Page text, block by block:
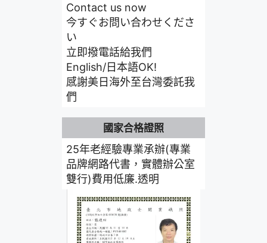
Contact us now
今すぐお問い合わせくださ
い
立即撥電話給我們
English/日本語OK!
感謝美日海外至台灣委託我
們
國家合格證照
25年老經驗專業承辦(專業
品牌網路代書，實體辦公室
雙行)費用低廉.透明